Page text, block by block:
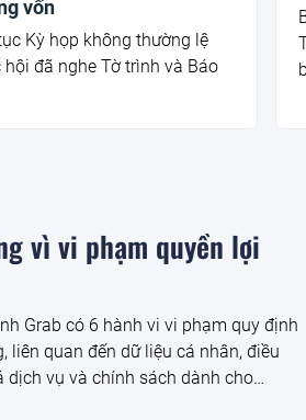
vốn
Kỳ họp không thường lệ
hội đã nghe Tờ trình và Báo
vì vi phạm quyền lợi
Grab có 6 hành vi vi phạm quy định
liên quan đến dữ liệu cá nhân, điều
dịch vụ và chính sách dành cho